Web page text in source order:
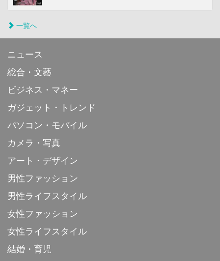
一覧へ
ニュース
総合・文藝
ビジネス・マネー
ガジェット・トレンド
パソコン・モバイル
カメラ・写真
アート・デザイン
男性ファッション
男性ライフスタイル
女性ファッション
女性ライフスタイル
結婚・育児